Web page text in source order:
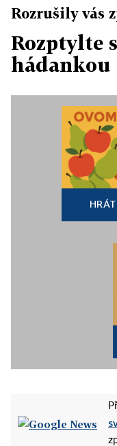
Rozrušily vás
Rozptylte
hádankou
HRÁT